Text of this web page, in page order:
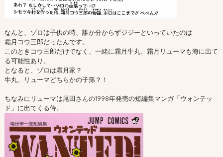
なんと、ゾロは子供の時、誰か分からずジジーといっていたのは
霜月コウ三郎だったんです。
このときコウ三郎だけでなく、一緒に霜月牛丸、霜月リューマも海に出て
る可能性あり。
となると、ゾロは霜月家？
牛丸、リューマどちらかの子孫？！
ちなみにリューマは尾田さんの1998年発売の短編集マンガ「ウォンテッ
ド」に出てくる侍。